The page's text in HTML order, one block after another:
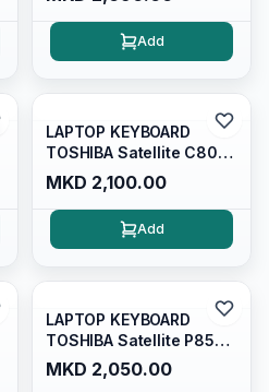
P55T-A
Add
LAPTOP KEYBOARD
TOSHIBA Satellite C800
C805 C800D C840
L800 L805 L830 L840
M800 M805
MKD 2,100.00
Add
LAPTOP KEYBOARD
TOSHIBA Satellite P850
P855 L855 L875 L855D
L855D-S5220
MKD 2,050.00